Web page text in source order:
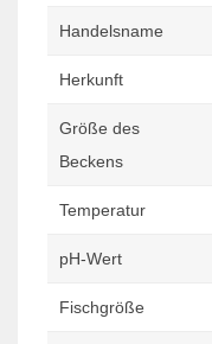
Handelsname
Herkunft
Größe des
Beckens
Temperatur
pH-Wert
Fischgröße